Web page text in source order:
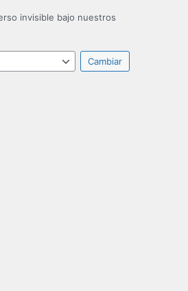
invisible bajo nuestros